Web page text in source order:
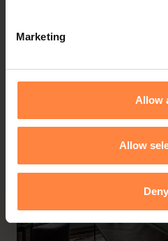
Marketing
Allow
Allow
Deny
Funäsdalsberget er
Områdene er blant de